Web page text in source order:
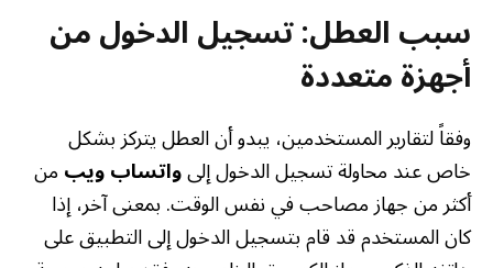
سبب العطل: تسجيل الدخول من
أجهزة متعددة
وفقاً لتقارير المستخدمين، يبدو أن العطل يتركز بشكل
خاص عند محاولة تسجيل الدخول إلىواتساب ويبمن
أكثر من جهاز مصاحب في نفس الوقت. بمعنى آخر، إذا
كان المستخدم قد قام بتسجيل الدخول إلى التطبيق على